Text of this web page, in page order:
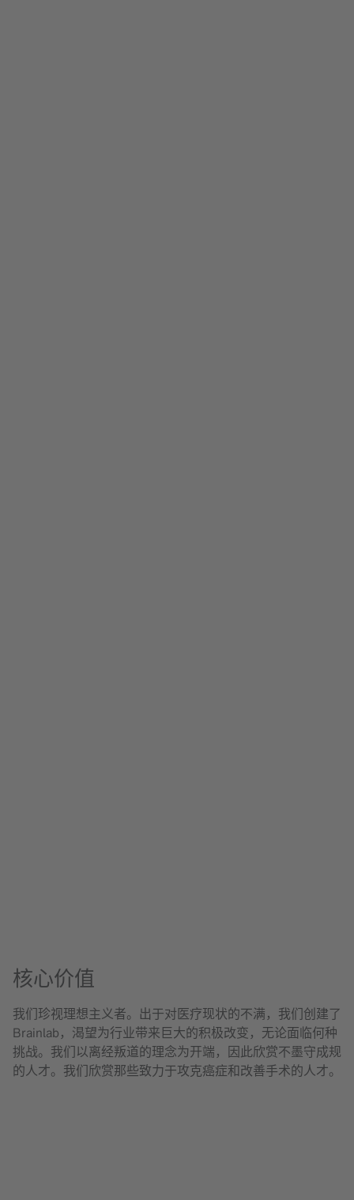
核心价值
我们珍视理想主义者。出于对医疗现状的不满，我们创建了
Brainlab，渴望为行业带来巨大的积极改变，无论面临何种
挑战。我们以离经叛道的理念为开端，因此欣赏不墨守成规
的人才。我们欣赏那些致力于攻克癌症和改善手术的人才。